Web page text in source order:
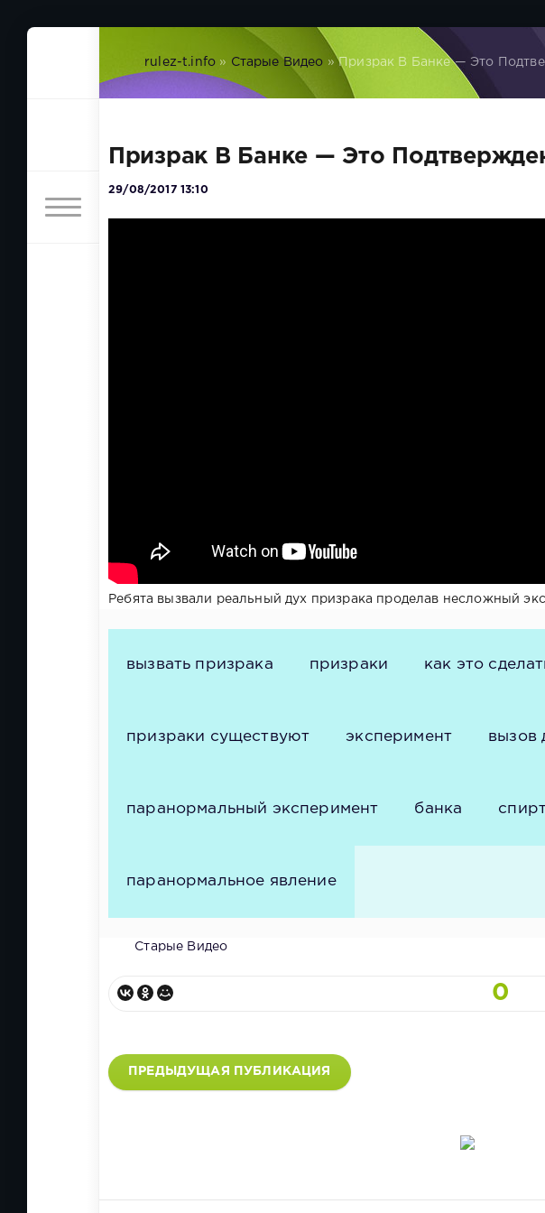
rulez-t.info » Старые Видео » Призрак В Банке — Это
Призрак В Банке — Это
29/08/2017 13:10
Ребята вызвали реальный дух призрака проделав несложный
вызвать призрака призраки как это
призраки существуют эксперимент вызов
паранормальный эксперимент банка
паранормальное явление
Старые Видео
0
ПРЕДЫДУЩАЯ ПУБЛИКАЦИЯ